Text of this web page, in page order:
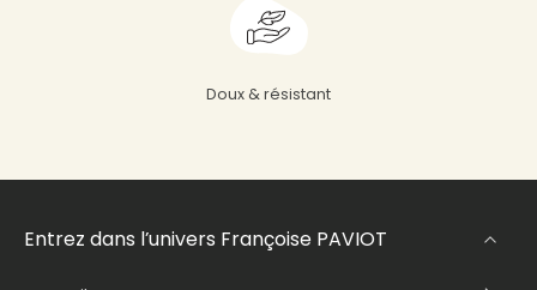
Doux & résistant
Entrez dans l’univers Françoise PAVIOT